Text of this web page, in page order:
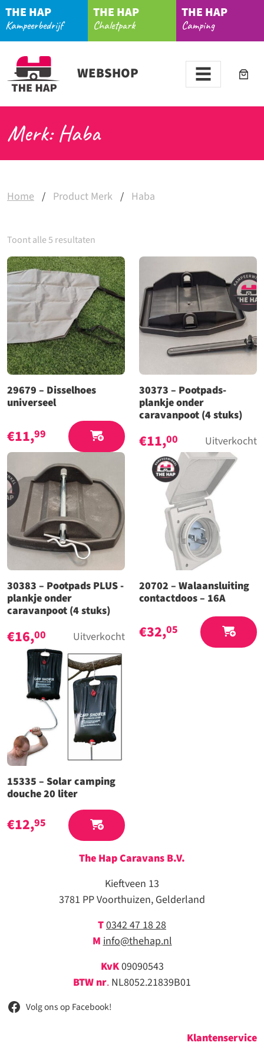
THE HAP
Kampeerbedrijf
THE HAP
Chaletpark
THE HAP
Camping
WEBSHOP
Merk: Haba
Home / Product Merk / Haba
Toont alle 5 resultaten
29679 – Disselhoes
universeel
€11,99
30373 – Pootpads-
plankje onder
caravanpoot (4 stuks)
€11,00 Uitverkocht
30383 – Pootpads PLUS -
plankje onder
caravanpoot (4 stuks)
€16,00 Uitverkocht
20702 – Walaansluiting
contactdoos – 16A
€32,05
15335 – Solar camping
douche 20 liter
€12,95
The Hap Caravans B.V.
Kieftveen 13
3781 PP Voorthuizen, Gelderland
T0342 47 18 28
M info@thehap.nl
KvK09090543
BTW nr. NL8052.21839B01
Volg ons op Facebook!
Klantenservice